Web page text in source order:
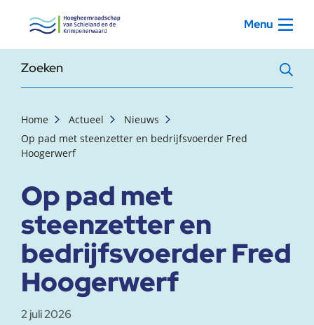
, startpagina Menu
Zoekterm
Home Actueel
Nieuws
Op pad met steenzetter en bedrijfsvoerder Fred
Hoogerwerf
Op pad met
steenzetter en
bedrijfsvoerder Fred
Hoogerwerf
2 juli 2026